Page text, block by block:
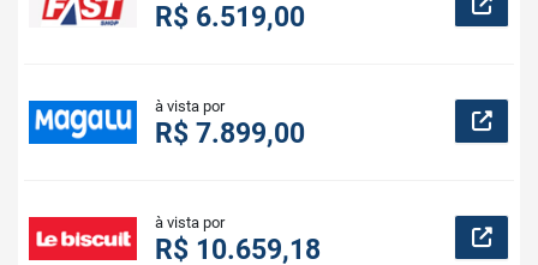
R$ 6.519,00
à vista por
R$ 7.899,00
à vista por
R$ 10.659,18